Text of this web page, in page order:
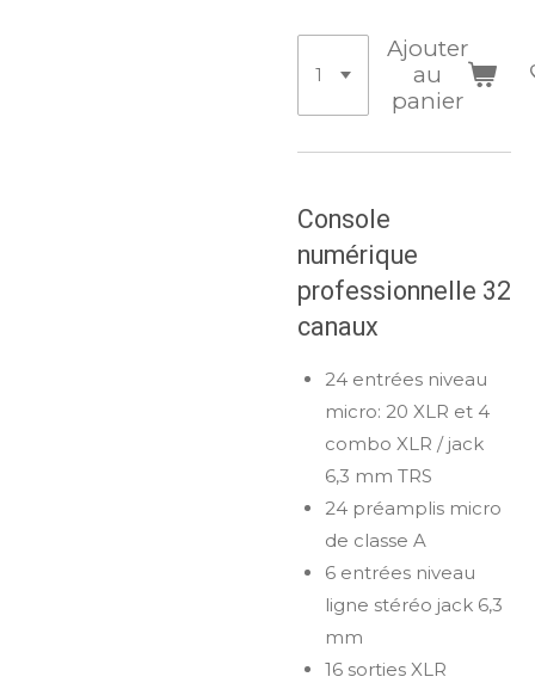
Ajouter
au
panier
Console
numérique
professionnelle 32
canaux
24 entrées niveau
micro: 20 XLR et 4
combo XLR / jack
6,3 mm TRS
24 préamplis micro
de classe A
6 entrées niveau
ligne stéréo jack 6,3
mm
16 sorties XLR